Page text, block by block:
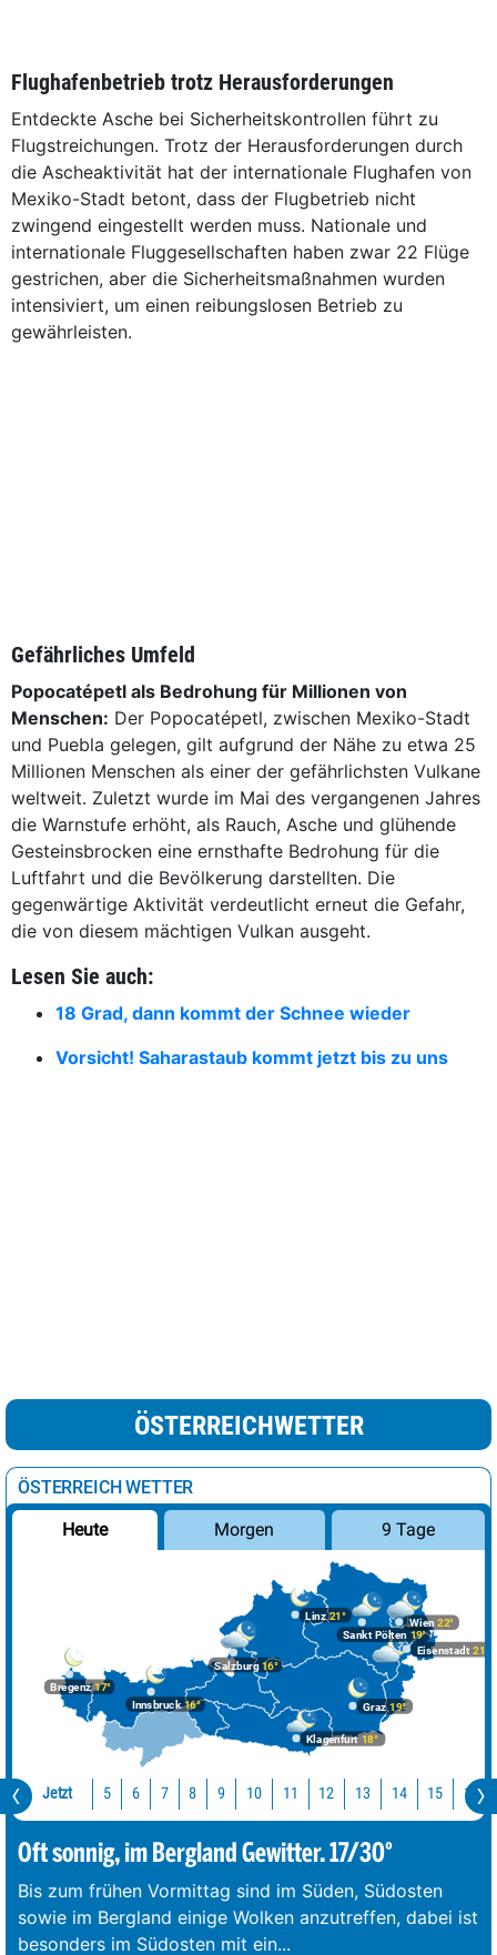
Flughafenbetrieb trotz Herausforderungen
Entdeckte Asche bei Sicherheitskontrollen führt zu
Flugstreichungen. Trotz der Herausforderungen durch
die Ascheaktivität hat der internationale Flughafen von
Mexiko-Stadt betont, dass der Flugbetrieb nicht
zwingend eingestellt werden muss. Nationale und
internationale Fluggesellschaften haben zwar 22 Flüge
gestrichen, aber die Sicherheitsmaßnahmen wurden
intensiviert, um einen reibungslosen Betrieb zu
gewährleisten.
Gefährliches Umfeld
Popocatépetl als Bedrohung für Millionen von
Menschen: Der Popocatépetl, zwischen Mexiko-Stadt
und Puebla gelegen, gilt aufgrund der Nähe zu etwa 25
Millionen Menschen als einer der gefährlichsten Vulkane
weltweit. Zuletzt wurde im Mai des vergangenen Jahres
die Warnstufe erhöht, als Rauch, Asche und glühende
Gesteinsbrocken eine ernsthafte Bedrohung für die
Luftfahrt und die Bevölkerung darstellten. Die
gegenwärtige Aktivität verdeutlicht erneut die Gefahr,
die von diesem mächtigen Vulkan ausgeht.
Lesen Sie auch:
18 Grad, dann kommt der Schnee wieder
Vorsicht! Saharastaub kommt jetzt bis zu uns
ÖSTERREICHWETTER
ÖSTERREICH WETTER
Heute Morgen 9 Tage
Bregenz17°
Graz19°
Innsbruck16°
Klagenfurt 18°
Linz21°
Salzburg16°
Wien 22°
Eisenstadt 21°
Sankt Pölten 19°
Jetzt 5 6 7 8 9 10 11 12 13 14 15 16
Oft sonnig, im Bergland Gewitter. 17/30°
Bis zum frühen Vormittag sind im Süden, Südosten
sowie im Bergland einige Wolken anzutreffen, dabei ist
besonders im Südosten mit ein...